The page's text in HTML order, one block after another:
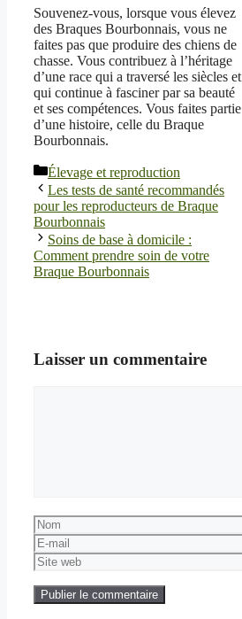
Souvenez-vous, lorsque vous élevez
des Braques Bourbonnais, vous ne
faites pas que produire des chiens de
chasse. Vous contribuez à l’héritage
d’une race qui a traversé les siècles et
qui continue à fasciner par sa beauté
et ses compétences. Vous faites partie
d’une histoire, celle du Braque
Bourbonnais.
Catégories
Élevage et reproduction
Les tests de santé recommandés
pour les reproducteurs de Braque
Bourbonnais
Soins de base à domicile :
Comment prendre soin de votre
Braque Bourbonnais
Laisser un commentaire
Nom
E-
mail
Site
web